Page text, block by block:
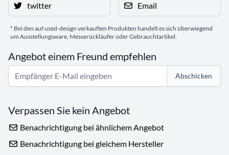
twitter Email
* Bei den auf used-design verkauften Produkten handelt es sich überwiegend
um Ausstellungsware, Messerückläufer oder Gebrauchtartikel.
Angebot einem Freund empfehlen
Abschicken
Verpassen Sie kein Angebot
Benachrichtigung bei ähnlichem Angebot
Benachrichtigung bei gleichem Hersteller